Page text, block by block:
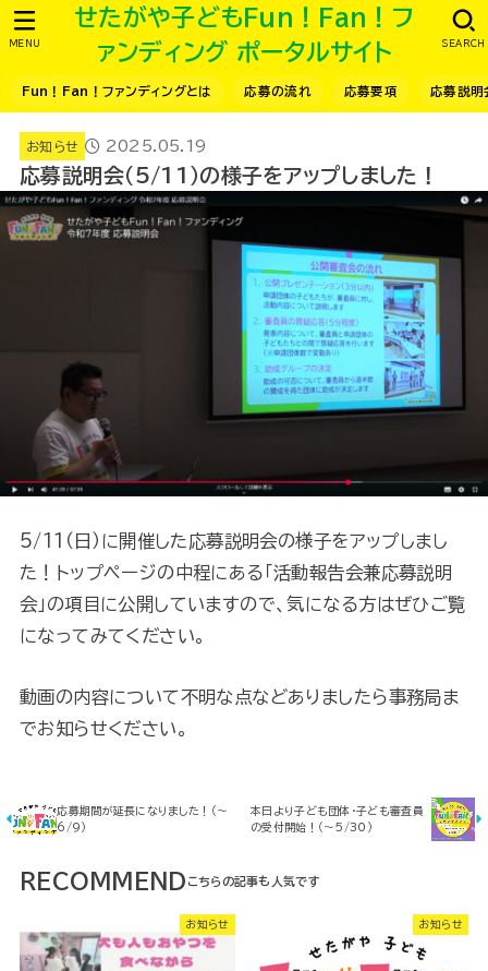
せたがや子どもFun！Fan！フ
ァンディング ポータルサイト
Fun！Fan！ファンディングとは 応募の流れ 応募要項 応募説明
SEARCH
MENU
お知らせ 2025.05.19
応募説明会（5/11）の様子をアップしました！
5/11（日）に開催した応募説明会の様子をアップしまし
た！トップページの中程にある「活動報告会兼応募説明
会」の項目に公開していますので、気になる方はぜひご覧
になってみてください。
動画の内容について不明な点などありましたら事務局ま
でお知らせください。
応募期間が延長になりました！（～
6/9）
本日より子ども団体・子ども審査員
の受付開始！（～5/30）
RECOMMEND
お知らせ お知らせ